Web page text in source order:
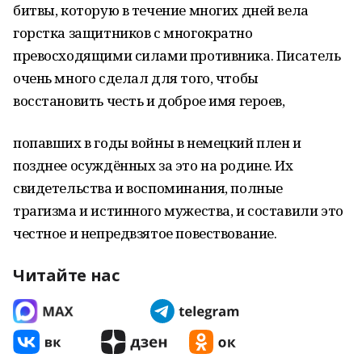
битвы, которую в течение многих дней вела
горстка защитников с многократно
превосходящими силами противника. Писатель
очень много сделал для того, чтобы
восстановить честь и доброе имя героев,
попавших в годы войны в немецкий плен и
позднее осуждённых за это на родине. Их
свидетельства и воспоминания, полные
трагизма и истинного мужества, и составили это
честное и непредвзятое повествование.
Читайте нас